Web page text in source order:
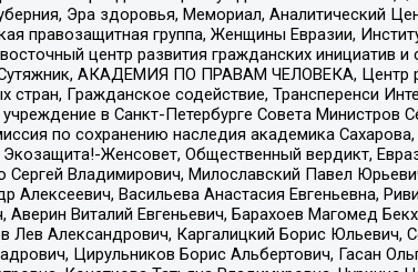
Эра здоровья, Мемориал, Аналитический
правозащитная группа, Женщины Евразии,
центр развития гражданских инициатив и
АКАДЕМИЯ ПО ПРАВАМ ЧЕЛОВЕКА, Центр
стран, Гражданское содействие, Трансперенси
в Санкт-Петербурге Совета Министров
по сохранению наследия академика
Женсовет, Общественный вердикт,
Сергей Владимирович, Милославский Павел
Васильева Анастасия Евгеньевна,
Виталий Евгеньевич, Барахоев Магомед
Александрович, Каргалицкий Борис Юльевич,
Цирульников Борис Альбертович, Гасан